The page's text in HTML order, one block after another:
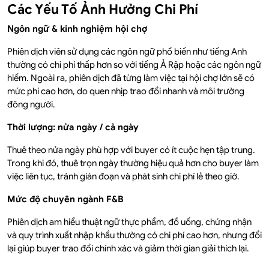
Các Yếu Tố Ảnh Hưởng Chi Phí
Ngôn ngữ & kinh nghiệm hội chợ
Phiên dịch viên sử dụng các ngôn ngữ phổ biến như tiếng Anh
thường có chi phí thấp hơn so với tiếng Ả Rập hoặc các ngôn ngữ
hiếm. Ngoài ra, phiên dịch đã từng làm việc tại hội chợ lớn sẽ có
mức phí cao hơn, do quen nhịp trao đổi nhanh và môi trường
đông người.
Thời lượng: nửa ngày / cả ngày
Thuê theo nửa ngày phù hợp với buyer có ít cuộc hẹn tập trung.
Trong khi đó, thuê trọn ngày thường hiệu quả hơn cho buyer làm
việc liên tục, tránh gián đoạn và phát sinh chi phí lẻ theo giờ.
Mức độ chuyên ngành F&B
Phiên dịch am hiểu thuật ngữ thực phẩm, đồ uống, chứng nhận
và quy trình xuất nhập khẩu thường có chi phí cao hơn, nhưng đổi
lại giúp buyer trao đổi chính xác và giảm thời gian giải thích lại.